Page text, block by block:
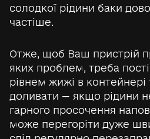
солодкої рідини баки
частіше.
Отже, щоб Ваш пристрій
яких проблем, треба
рівнем жижі в контейнері
доливати — якщо рідини
гарного просочення
може перегоріти дуже